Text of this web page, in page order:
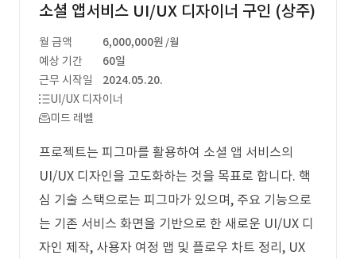
소셜 앱서비스 UI/UX 디자이너 구인 (상주)
월 금액 6,000,000원 /월
예상 기간
60일
근무 시작일
2024.05.20.
UI/UX 디자이너
미드 레벨
프로젝트는 피그마를 활용하여 소셜 앱 서비스의
UI/UX 디자인을 고도화하는 것을 목표로 합니다. 핵
심 기술 스택으로는 피그마가 있으며, 주요 기능으로
는 기존 서비스 화면을 기반으로 한 새로운 UI/UX 디
자인 제작, 사용자 여정 맵 및 플로우 차트 정리, UX